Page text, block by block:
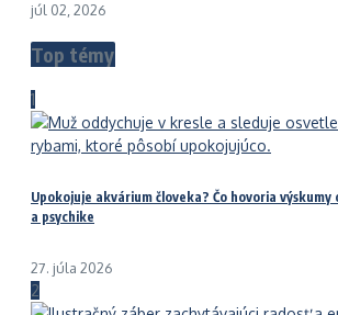
júl 02, 2026
Top témy
1
Upokojuje akvárium človeka? Čo hovoria výskumy
a psychike
27. júla 2026
2